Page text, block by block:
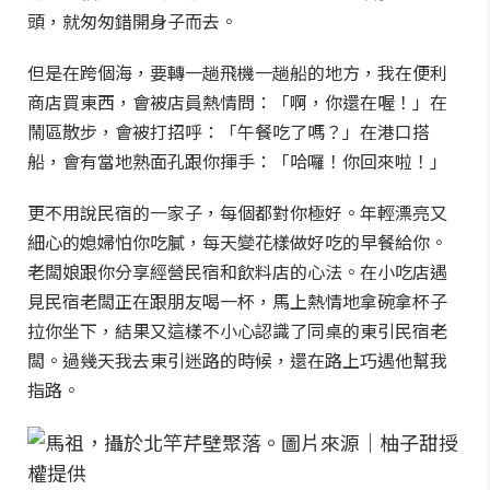
頭，就匆匆錯開身子而去。
但是在跨個海，要轉一趟飛機一趟船的地方，我在便利
商店買東西，會被店員熱情問：「啊，你還在喔！」在
鬧區散步，會被打招呼：「午餐吃了嗎？」在港口搭
船，會有當地熟面孔跟你揮手：「哈囉！你回來啦！」
更不用說民宿的一家子，每個都對你極好。年輕漂亮又
細心的媳婦怕你吃膩，每天變花樣做好吃的早餐給你。
老闆娘跟你分享經營民宿和飲料店的心法。在小吃店遇
見民宿老闆正在跟朋友喝一杯，馬上熱情地拿碗拿杯子
拉你坐下，結果又這樣不小心認識了同桌的東引民宿老
闆。過幾天我去東引迷路的時候，還在路上巧遇他幫我
指路。